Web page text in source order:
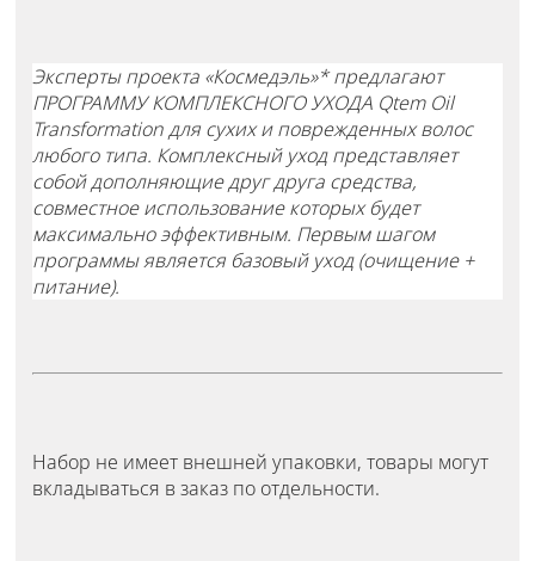
Эксперты проекта «Космедэль»* предлагают
ПРОГРАММУ КОМПЛЕКСНОГО УХОДА Qtem Oil
Transformation для сухих и поврежденных волос
любого типа. Комплексный уход представляет
собой дополняющие друг друга средства,
совместное использование которых будет
максимально эффективным. Первым шагом
программы является базовый уход (очищение +
питание).
Набор не имеет внешней упаковки, товары могут
вкладываться в заказ по отдельности.